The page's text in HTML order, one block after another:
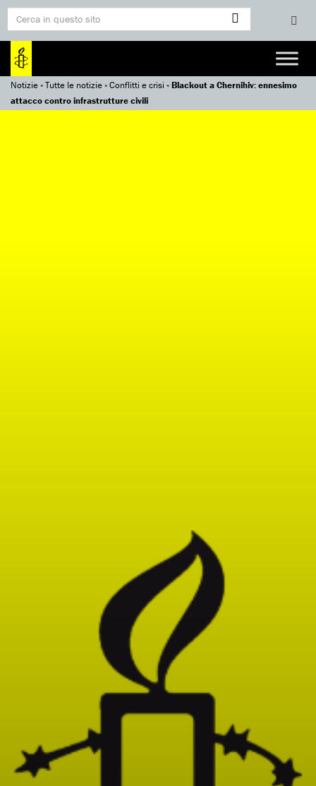
Notizie»Tutte le notizie»Conflitti e crisi »Blackout a Chernihiv: ennesimo
attacco contro infrastrutture civili